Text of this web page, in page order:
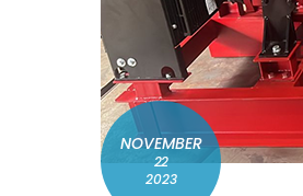
NOVEMBER
22
2023